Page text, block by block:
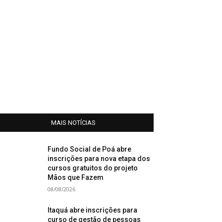
MAIS NOTÍCIAS
Fundo Social de Poá abre
inscrições para nova etapa dos
cursos gratuitos do projeto
Mãos que Fazem
08/08/2026
Itaquá abre inscrições para
curso de gestão de pessoas